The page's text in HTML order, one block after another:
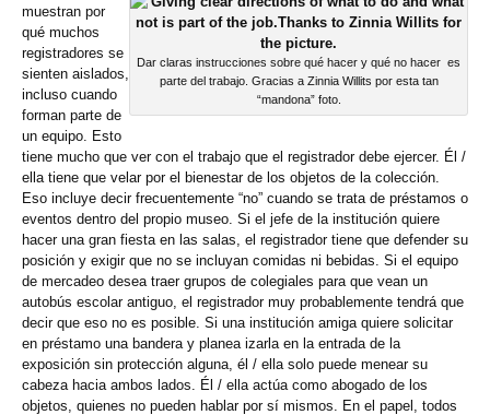
Dar claras instrucciones sobre qué hacer y qué no hacer es
parte del trabajo. Gracias a Zinnia Willits por esta tan
“mandona” foto.
muestran por
qué muchos
registradores se
sienten aislados,
incluso cuando
forman parte de
un equipo. Esto
tiene mucho que ver con el trabajo que el registrador debe ejercer. Él /
ella tiene que velar por el bienestar de los objetos de la colección.
Eso incluye decir frecuentemente “no” cuando se trata de préstamos o
eventos dentro del propio museo. Si el jefe de la institución quiere
hacer una gran fiesta en las salas, el registrador tiene que defender su
posición y exigir que no se incluyan comidas ni bebidas. Si el equipo
de mercadeo desea traer grupos de colegiales para que vean un
autobús escolar antiguo, el registrador muy probablemente tendrá que
decir que eso no es posible. Si una institución amiga quiere solicitar
en préstamo una bandera y planea izarla en la entrada de la
exposición sin protección alguna, él / ella solo puede menear su
cabeza hacia ambos lados. Él / ella actúa como abogado de los
objetos, quienes no pueden hablar por sí mismos. En el papel, todos